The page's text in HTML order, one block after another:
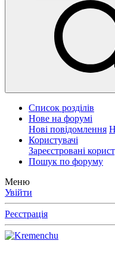
Список розділів
Нове на форумі
Нові повідомлення
Користувачі
Зареєстровані
Пошук по форуму
Меню
Увійти
Реєстрація